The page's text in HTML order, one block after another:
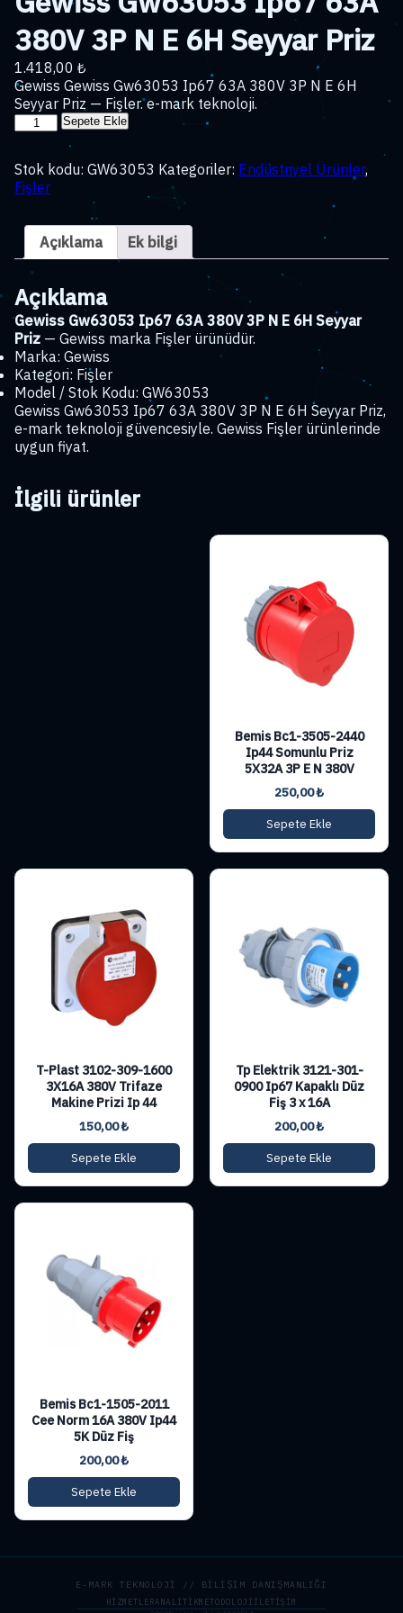
380V 3P N E 6H Seyyar Priz
1.418,00 ₺
Gewiss Gewiss Gw63053 Ip67 63A 380V 3P N E 6H
Seyyar Priz — Fişler. e-mark teknoloji.
Gewiss
63A
380V
6H
Priz
adet
Sepete Ekle
Stok kodu: GW63053 Kategoriler: Endüstriyel Ürünler,
Fişler
Açıklama Ek bilgi
Açıklama
Gewiss Gw63053 Ip67 63A 380V 3P N E 6H Seyyar
Priz — Gewiss marka Fişler ürünüdür.
Marka: Gewiss
Kategori: Fişler
Model / Stok Kodu: GW63053
Gewiss Gw63053 Ip67 63A 380V 3P N E 6H Seyyar Priz,
e-mark teknoloji güvencesiyle. Gewiss Fişler ürünlerinde
uygun fiyat.
İlgili ürünler
Bemis Bc1-3505-2440
Ip44 Somunlu Priz
5X32A 3P E N 380V
250,00₺
Sepete Ekle
T-Plast 3102-309-1600
3X16A 380V Trifaze
Makine Prizi Ip 44
150,00₺
Sepete Ekle
Tp Elektrik 3121-301-
0900 Ip67 Kapaklı Düz
Fiş 3 x 16A
200,00₺
Sepete Ekle
Bemis Bc1-1505-2011
Cee Norm 16A 380V Ip44
5K Düz Fiş
200,00₺
Sepete Ekle
E-MARK TEKNOLOJİ // BİLİŞİM DANIŞMANLIĞI
HIZMETLERANALITIKMETODOLOJI İLETIŞIM